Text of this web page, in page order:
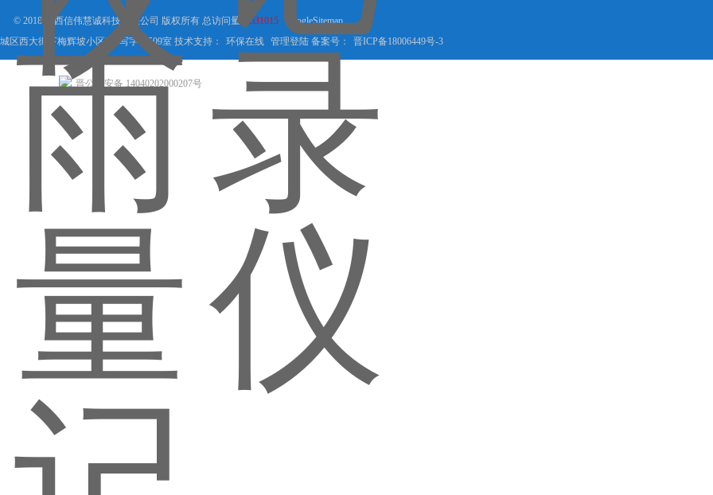
© 2018 山西信伟慧诚科技有限公司 版权所有 总访问量：531015 GoogleSitemap
区西大街下梅辉坡小区8号写字楼509室 技术支持：
环保在线 管理登陆备案号： 晋ICP备18006449号-3
晋公网安备 14040202000207号